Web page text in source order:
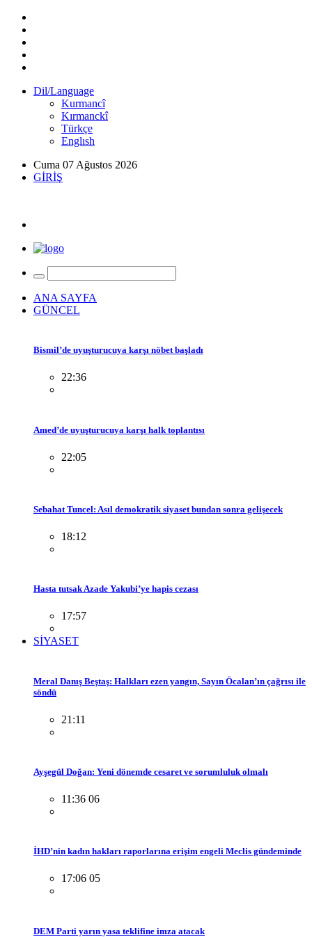
Dil/Language
Kurmancî
Kırmanckî
Türkçe
Englısh
Cuma 07 Ağustos 2026
GİRİŞ
ANA SAYFA
GÜNCEL
Bismil’de uyuşturucuya karşı nöbet başladı
22:36
Amed’de uyuşturucuya karşı halk toplantısı
22:05
Sebahat Tuncel: Asıl demokratik siyaset bundan sonra gelişecek
18:12
Hasta tutsak Azade Yakubi’ye hapis cezası
17:57
SİYASET
Meral Danış Beştaş: Halkları ezen yangın, Sayın Öcalan’ın çağrısı ile
söndü
21:11
Ayşegül Doğan: Yeni dönemde cesaret ve sorumluluk olmalı
11:36 06
İHD’nin kadın hakları raporlarına erişim engeli Meclis gündeminde
17:06 05
DEM Parti yarın yasa teklifine imza atacak